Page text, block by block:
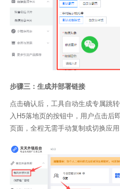
步骤三：生成并部署链接
点击确认后，工具自动生成专属跳
入H5落地页的按钮中，用户点击后
页面，全程无需手动复制或切换应用